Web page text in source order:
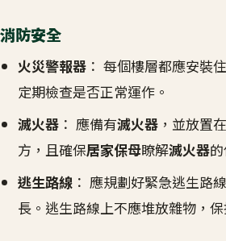
消防安全
火災警報器 ： 每個樓層都應安裝
定期檢查是否正常運作。
滅火器 ： 應備有滅火器 ，並放置
方，且確保居家保母瞭解滅火器
逃生路線 ： 應規劃好緊急逃生路
長。逃生路線上不應堆放雜物，保